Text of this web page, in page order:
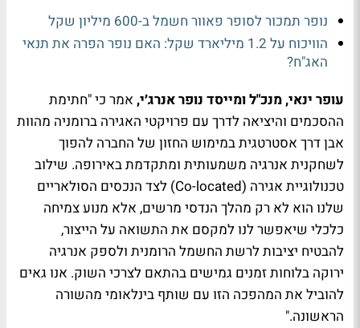
נופר תמכור לסופר פאוור חשמל ב-600 מיליון שקל
הוויכוח על 1.2 מיליארד שקל: האם נופר הפרה את תנאי
האג"ח?
עופר ינאי, מנכ"ל ומייסד נופר אנרג׳י, אמר כי "חתימת
ההסכמים והיציאה לדרך עם פרויקטי האגירה ברומניה מהוות
אבן דרך אסטרטגית במימוש החזון של החברה להפוך
לשחקנית אנרגיה משמעותית ומתקדמת באירופה. שילוב
טכנולוגיית אגירה (Co-located) לצד הנכסים הסולאריים
שלנו הוא לא רק מהלך הנדסי מרשים, אלא מנוע צמיחה
כלכלי שיאפשר לנו למקסם את התשואה על הייצור,
להבטיח יציבות לרשת החשמל הרומנית ולספק אנרגיה
ירוקה בלוחות זמנים גמישים בהתאם לצרכי השוק. אנו גאים
להוביל את המהפכה הזו עם שותף בינלאומי מהשורה
הראשונה."